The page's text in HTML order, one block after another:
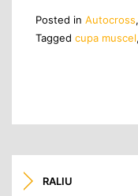
Posted in Autocross,
Tagged cupa muscel,
RALIU